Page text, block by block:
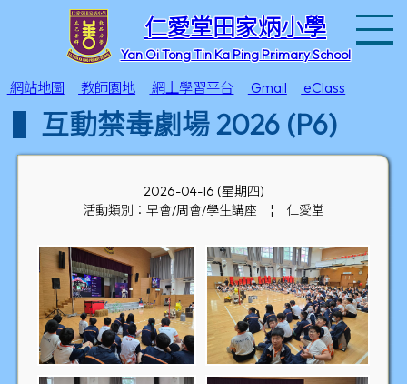
仁愛堂田家炳小學
Yan Oi Tong Tin Ka Ping Primary School
網站地圖 教師園地 網上學習平台 Gmail eClass
互動禁毒劇場 2026 (P6)
2026-04-16 (星期四)
活動類別：早會/周會/學生講座
¦ 仁愛堂